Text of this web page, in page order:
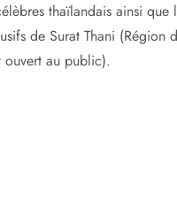
thaïlandais ainsi que
de Surat Thani (Région
au public).